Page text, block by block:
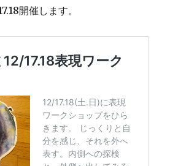
開催します。